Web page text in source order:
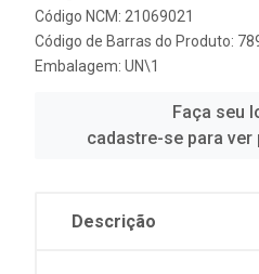
Código NCM: 21069021
Código de Barras do Produto:
Embalagem: UN\1
Faça seu
cadastre-se para
Descrição